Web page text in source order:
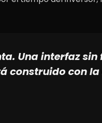
Una interfaz
construido con